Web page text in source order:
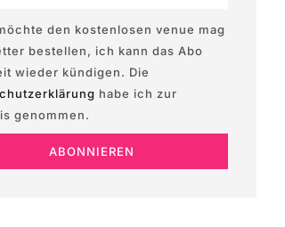
den kostenlosen venue mag
bestellen, ich kann das Abo
wieder kündigen. Die
habe ich zur
genommen.
ABONNIEREN